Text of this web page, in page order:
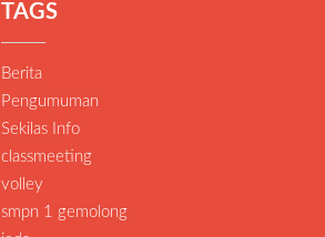
TAGS
Berita
Pengumuman
Sekilas Info
classmeeting
volley
smpn 1 gemolong